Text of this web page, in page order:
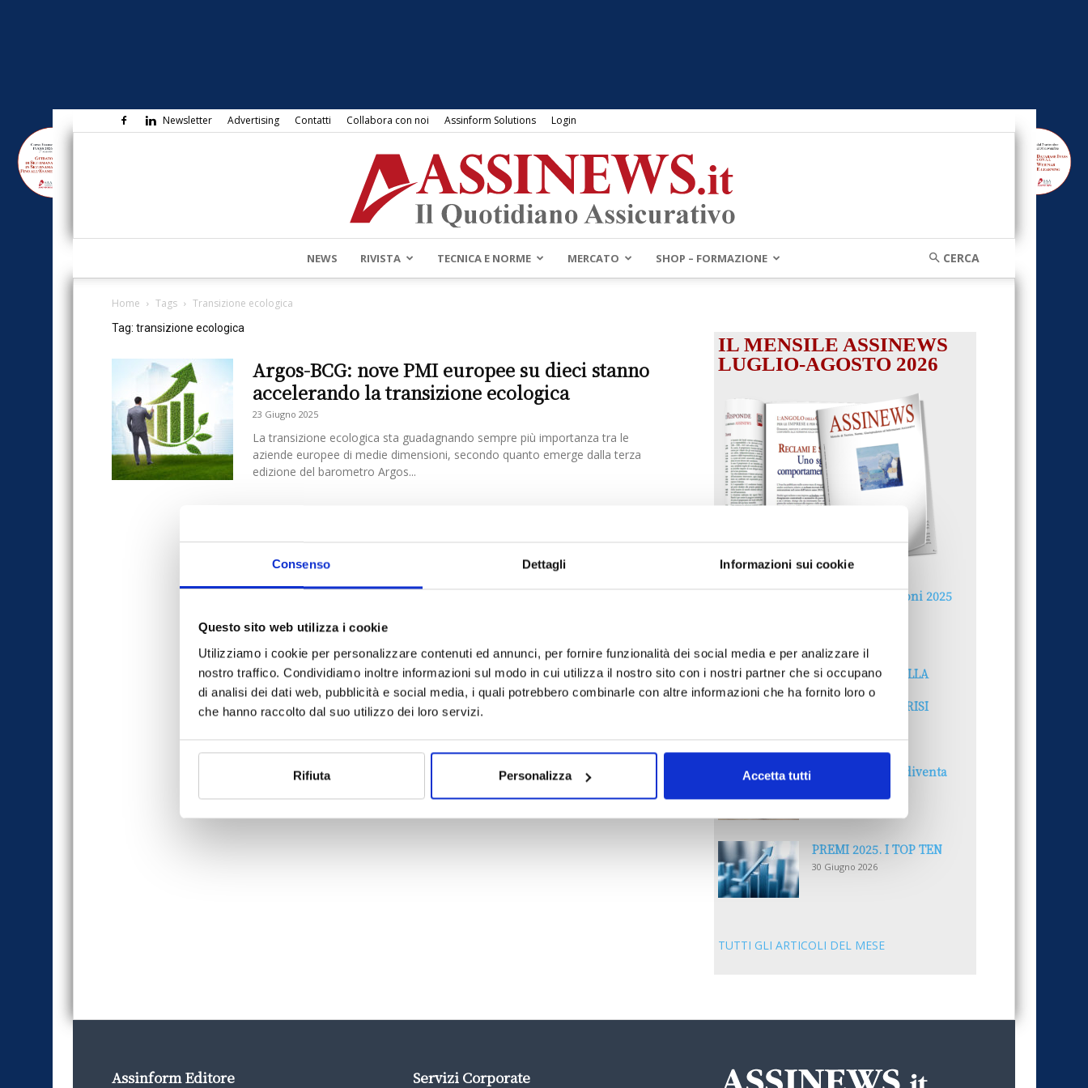
Consenso Dettagli Informazioni sui cookie
Questo sito web utilizza i cookie
Utilizziamo i cookie per personalizzare contenuti ed annunci, per fornire funzionalità dei social media e per analizzare il
nostro traffico. Condividiamo inoltre informazioni sul modo in cui utilizza il nostro sito con i nostri partner che si occupano
di analisi dei dati web, pubblicità e social media, i quali potrebbero combinarle con altre informazioni che ha fornito loro o
che hanno raccolto dal suo utilizzo dei loro servizi.
Rifiuta Personalizza Accetta tutti
Newsletter Advertising Contatti Collabora con noi Assinform Solutions Login
Assinews.it
NEWS RIVISTA TECNICA E NORME MERCATO SHOP – FORMAZIONE
Home Tags Transizione ecologica
Tag: transizione ecologica
Argos-BCG: nove PMI europee su dieci stanno
accelerando la transizione ecologica
23 Giugno 2025
La transizione ecologica sta guadagnando sempre più importanza tra le
aziende europee di medie dimensioni, secondo quanto emerge dalla terza
edizione del barometro Argos...
IL MENSILE ASSINEWS
LUGLIO-AGOSTO 2026
Reclami e sanzioni 2025
LA GESTIONE DELLA
REPUTAZIONE.
RECENSIONI E CRISI
30 Giugno 2026
Il “Modulo CAI” diventa
PREMI 2025. I TOP TEN
30 Giugno 2026
TUTTI GLI ARTICOLI DEL MESE
Assinform Editore Servizi Corporate